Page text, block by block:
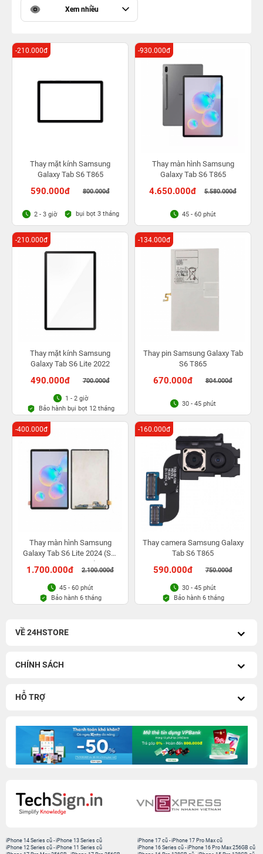
Xem nhiều
Thay mặt kính Samsung
Galaxy Tab S6 T865
590.000đ 800.000đ
-210.000đ
2 - 3 giờ bụi bọt 3 tháng
Thay màn hình Samsung
Galaxy Tab S6 T865
4.650.000đ 5.580.000đ
-930.000đ
45 - 60 phút
Thay mặt kính Samsung
Galaxy Tab S6 Lite 2022
490.000đ 700.000đ
-210.000đ
1 - 2 giờ
Bảo hành bụi bọt 12 tháng
Thay pin Samsung Galaxy Tab
S6 T865
670.000đ 804.000đ
-134.000đ
30 - 45 phút
Thay màn hình Samsung
Galaxy Tab S6 Lite 2024 (SM
P620, SM P625)
1.700.000đ 2.100.000đ
-400.000đ
45 - 60 phút
Bảo hành 6 tháng
Thay camera Samsung Galaxy
Tab S6 T865
590.000đ 750.000đ
-160.000đ
30 - 45 phút
Bảo hành 6 tháng
VỀ 24HSTORE
CHÍNH SÁCH
HỖ TRỢ
iPhone 14 Series cũ -iPhone 13 Series cũ
iPhone 12 Series cũ -iPhone 11 Series cũ
iPhone 17 cũ -iPhone 17 Pro Max cũ
iPhone 16 Series cũ - iPhone 16 Pro Max 256GB cũ